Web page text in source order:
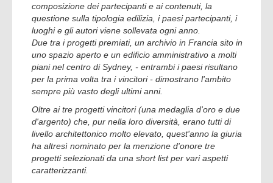
composizione dei partecipanti e ai contenuti, la
questione sulla tipologia edilizia, i paesi partecipanti, i
luoghi e gli autori viene sollevata ogni anno.
Due tra i progetti premiati, un archivio in Francia sito in
uno spazio aperto e un edificio amministrativo a molti
piani nel centro di Sydney, - entrambi i paesi risultano
per la prima volta tra i vincitori - dimostrano l'ambito
sempre più vasto degli ultimi anni.
Oltre ai tre progetti vincitori (una medaglia d'oro e due
d'argento) che, pur nella loro diversità, erano tutti di
livello architettonico molto elevato, quest'anno la giuria
ha altresì nominato per la menzione d'onore tre
progetti selezionati da una short list per vari aspetti
caratterizzanti.